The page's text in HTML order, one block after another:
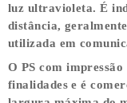
luz ultravioleta. É
distância,
utilizada em
O PS com
finalidades e é